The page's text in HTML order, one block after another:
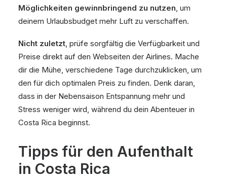
Möglichkeiten gewinnbringend zu nutzen, um
deinem Urlaubsbudget mehr Luft zu verschaffen.
Nicht zuletzt, prüfe sorgfältig die Verfügbarkeit und
Preise direkt auf den Webseiten der Airlines. Mache
dir die Mühe, verschiedene Tage durchzuklicken, um
den für dich optimalen Preis zu finden. Denk daran,
dass in der Nebensaison Entspannung mehr und
Stress weniger wird, während du dein Abenteuer in
Costa Rica beginnst.
Tipps für den Aufenthalt
in Costa Rica